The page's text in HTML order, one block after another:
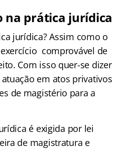
na prática jurídica
jurídica? Assim como o
comprovável de
Com isso quer-se dizer
em atos privativos
de magistério para a
é exigida por lei
de magistratura e